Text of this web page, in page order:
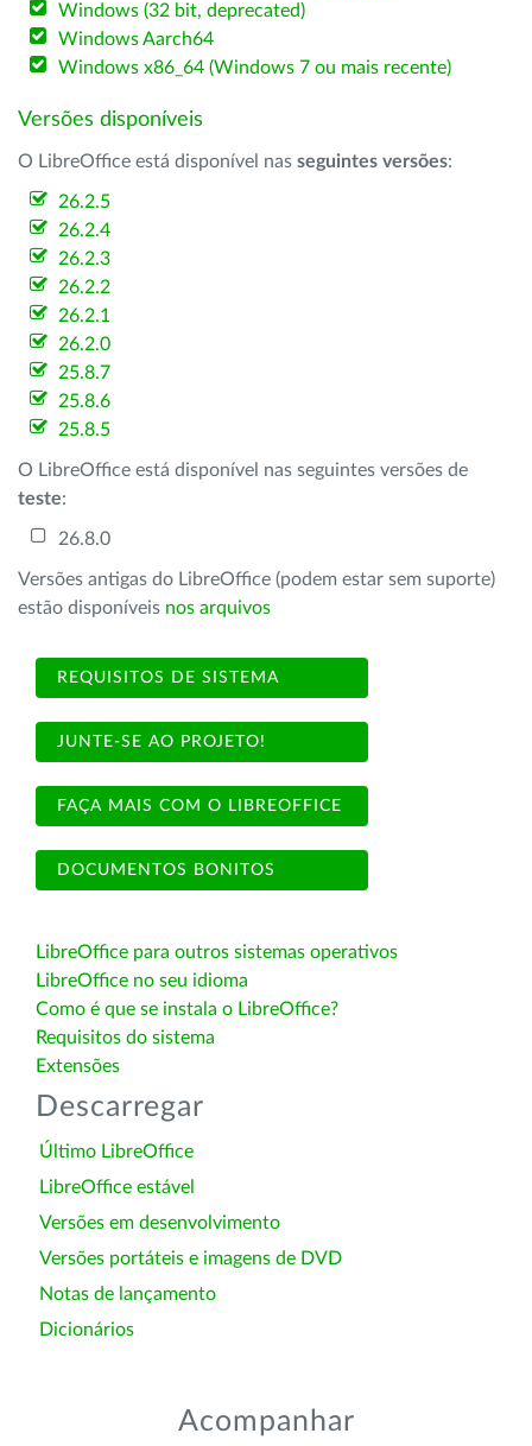
Windows (32 bit, deprecated)
Windows Aarch64
Windows x86_64 (Windows 7 ou mais recente)
Versões disponíveis
O LibreOffice está disponível nas seguintes versões:
26.2.5
26.2.4
26.2.3
26.2.2
26.2.1
26.2.0
25.8.7
25.8.6
25.8.5
O LibreOffice está disponível nas seguintes versões de
teste:
26.8.0
Versões antigas do LibreOffice (podem estar sem suporte)
estão disponíveis nos arquivos
REQUISITOS DE SISTEMA
JUNTE-SE AO PROJETO!
FAÇA MAIS COM O LIBREOFFICE
DOCUMENTOS BONITOS
LibreOffice para outros sistemas operativos
LibreOffice no seu idioma
Como é que se instala o LibreOffice?
Requisitos do sistema
Extensões
Descarregar
Último LibreOffice
LibreOffice estável
Versões em desenvolvimento
Versões portáteis e imagens de DVD
Notas de lançamento
Dicionários
Acompanhar